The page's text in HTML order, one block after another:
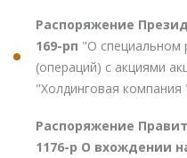
Распоряжение
169-рп "О специальном
(операций) с акциями
"Холдинговая
Распоряжение
1176-р О вхождении